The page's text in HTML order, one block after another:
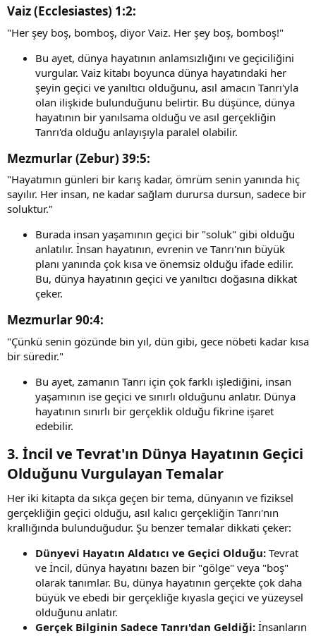
Vaiz (Ecclesiastes) 1:2:​
"Her şey boş, bomboş, diyor Vaiz. Her şey boş, bomboş!"
Bu ayet, dünya hayatının anlamsızlığını ve geçiciliğini
vurgular. Vaiz kitabı boyunca dünya hayatındaki her
şeyin geçici ve yanıltıcı olduğunu, asıl amacın Tanrı'yla
olan ilişkide bulunduğunu belirtir. Bu düşünce, dünya
hayatının bir yanılsama olduğu ve asıl gerçekliğin
Tanrı'da olduğu anlayışıyla paralel olabilir.
Mezmurlar (Zebur) 39:5:​
"Hayatımın günleri bir karış kadar, ömrüm senin yanında hiç
sayılır. Her insan, ne kadar sağlam durursa dursun, sadece bir
soluktur."
Burada insan yaşamının geçici bir "soluk" gibi olduğu
anlatılır. İnsan hayatının, evrenin ve Tanrı'nın büyük
planı yanında çok kısa ve önemsiz olduğu ifade edilir.
Bu, dünya hayatının geçici ve yanıltıcı doğasına dikkat
çeker.
Mezmurlar 90:4:​
"Çünkü senin gözünde bin yıl, dün gibi, gece nöbeti kadar kısa
bir süredir."
Bu ayet, zamanın Tanrı için çok farklı işlediğini, insan
yaşamının ise geçici ve sınırlı olduğunu anlatır. Dünya
hayatının sınırlı bir gerçeklik olduğu fikrine işaret
edebilir.
3. İncil ve Tevrat'ın Dünya Hayatının Geçici
Olduğunu Vurgulayan Temalar
Her iki kitapta da sıkça geçen bir tema, dünyanın ve fiziksel
gerçekliğin geçici olduğu, asıl kalıcı gerçekliğin Tanrı'nın
krallığında bulunduğudur. Şu benzer temalar dikkati çeker:
Dünyevi Hayatın Aldatıcı ve Geçici Olduğu: Tevrat
ve İncil, dünya hayatını bazen bir "gölge" veya "boş"
olarak tanımlar. Bu, dünya hayatının gerçekte çok daha
büyük ve ebedi bir gerçekliğe kıyasla geçici ve yüzeysel
olduğunu anlatır.
Gerçek Bilginin Sadece Tanrı'dan Geldiği: İnsanların